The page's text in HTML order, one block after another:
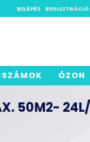
BELÉPÉS REGISZTRÁCIÓ
ÓZON
50M2-